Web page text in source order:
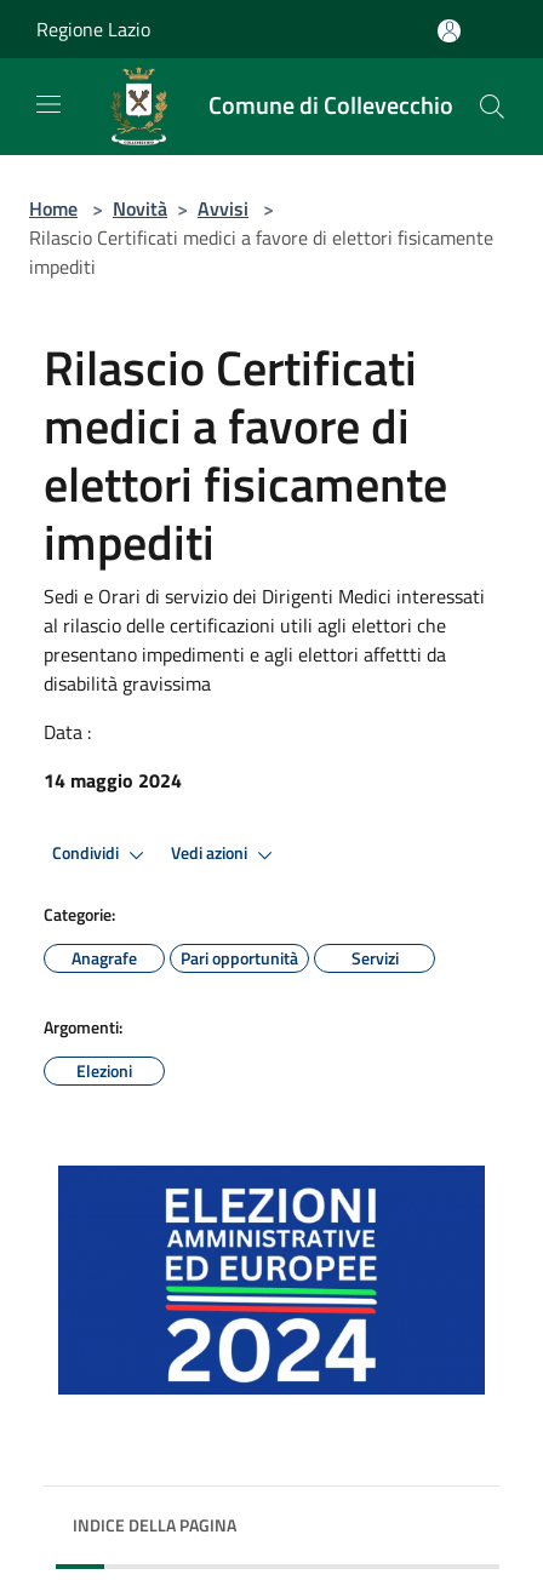
Regione Lazio
Comune di Collevecchio
Home > Novità > Avvisi >
Rilascio Certificati medici a favore di elettori fisicamente
impediti
Rilascio Certificati
medici a favore di
elettori fisicamente
impediti
Sedi e Orari di servizio dei Dirigenti Medici interessati
al rilascio delle certificazioni utili agli elettori che
presentano impedimenti e agli elettori affettti da
disabilità gravissima
Data :
14 maggio 2024
Condividi Vedi azioni
Categorie:
Anagrafe
Pari opportunità Servizi
Argomenti:
Elezioni
INDICE DELLA PAGINA